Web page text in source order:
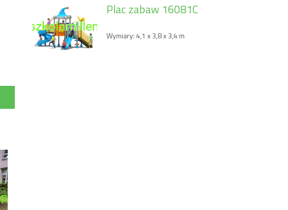
98,40 zł
Cena regularna:123,00 zł
Plac zabaw 16081C
Wymiary: 4,1 x 3,8 x 3,4 m